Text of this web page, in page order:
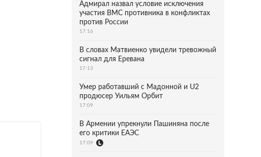
Адмирал назвал условие исключения
участия ВМС противника в конфликтах
против России
17:16
В словах Матвиенко увидели тревожный
сигнал для Еревана
17:13
Умер работавший с Мадонной и U2
продюсер Уильям Орбит
17:09
В Армении упрекнули Пашиняна после
его критики ЕАЭС
17:09